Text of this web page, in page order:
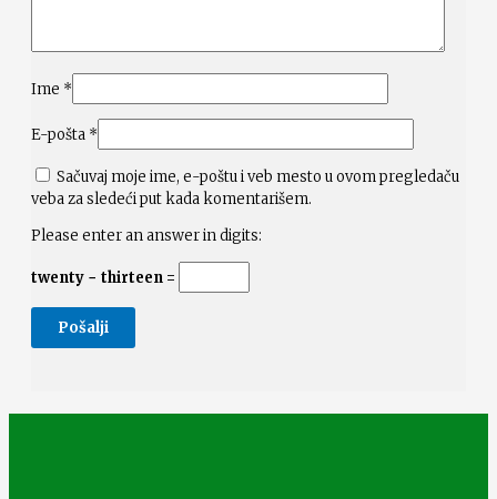
Ime *
E-pošta *
Sačuvaj moje ime, e-poštu i veb mesto u ovom pregledaču
veba za sledeći put kada komentarišem.
Please enter an answer in digits:
twenty − thirteen =